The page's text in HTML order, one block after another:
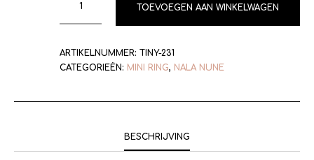
TOEVOEGEN AAN WINKELWAGEN
ARTIKELNUMMER: TINY-231
CATEGORIEËN: MINI RING, NALA NUNE
BESCHRIJVING